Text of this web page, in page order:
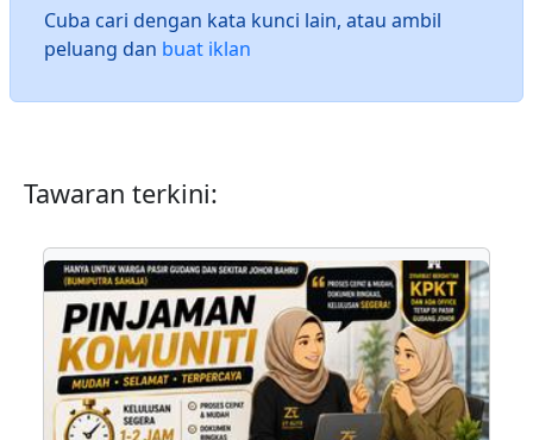
Cuba cari dengan kata kunci lain, atau ambil
peluang dan buat iklan
Tawaran terkini: